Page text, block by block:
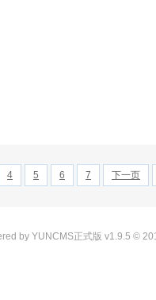
4 5 6 7 下一页
by YUNCMS正式版 v1.9.5 ©